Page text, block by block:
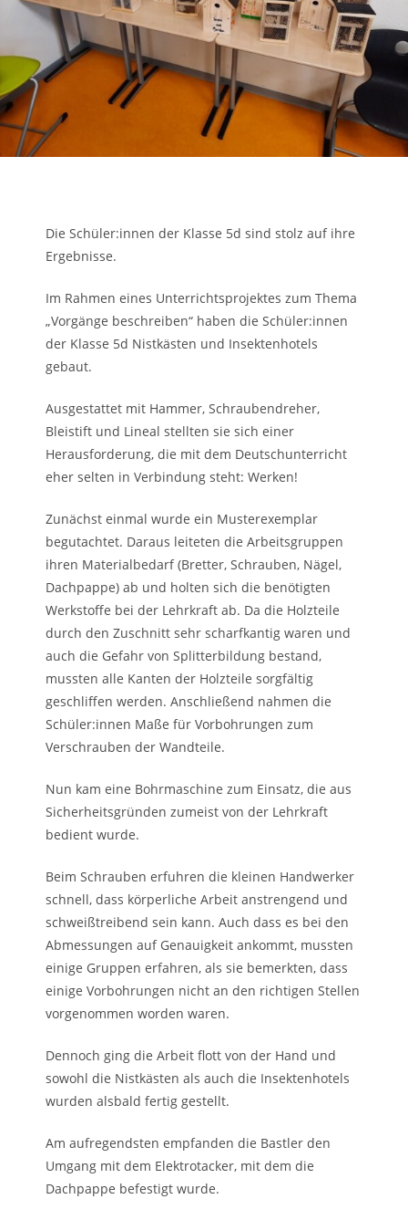
Die Schüler:innen der Klasse 5d sind stolz auf ihre
Ergebnisse.
Im Rahmen eines Unterrichtsprojektes zum Thema
„Vorgänge beschreiben“ haben die Schüler:innen
der Klasse 5d Nistkästen und Insektenhotels
gebaut.
Ausgestattet mit Hammer, Schraubendreher,
Bleistift und Lineal stellten sie sich einer
Herausforderung, die mit dem Deutschunterricht
eher selten in Verbindung steht: Werken!
Zunächst einmal wurde ein Musterexemplar
begutachtet. Daraus leiteten die Arbeitsgruppen
ihren Materialbedarf (Bretter, Schrauben, Nägel,
Dachpappe) ab und holten sich die benötigten
Werkstoffe bei der Lehrkraft ab. Da die Holzteile
durch den Zuschnitt sehr scharfkantig waren und
auch die Gefahr von Splitterbildung bestand,
mussten alle Kanten der Holzteile sorgfältig
geschliffen werden. Anschließend nahmen die
Schüler:innen Maße für Vorbohrungen zum
Verschrauben der Wandteile.
Nun kam eine Bohrmaschine zum Einsatz, die aus
Sicherheitsgründen zumeist von der Lehrkraft
bedient wurde.
Beim Schrauben erfuhren die kleinen Handwerker
schnell, dass körperliche Arbeit anstrengend und
schweißtreibend sein kann. Auch dass es bei den
Abmessungen auf Genauigkeit ankommt, mussten
einige Gruppen erfahren, als sie bemerkten, dass
einige Vorbohrungen nicht an den richtigen Stellen
vorgenommen worden waren.
Dennoch ging die Arbeit flott von der Hand und
sowohl die Nistkästen als auch die Insektenhotels
wurden alsbald fertig gestellt.
Am aufregendsten empfanden die Bastler den
Umgang mit dem Elektrotacker, mit dem die
Dachpappe befestigt wurde.